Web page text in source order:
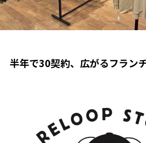
半年で30契約、広がるフラン